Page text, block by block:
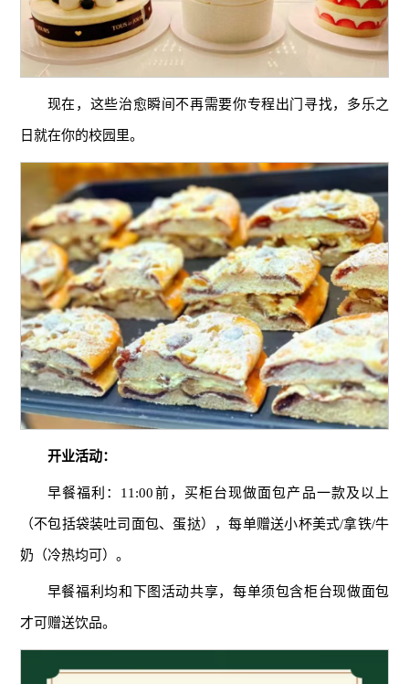
现在，这些治愈瞬间不再需要你专程出门寻找，多乐之
日就在你的校园里。
开业活动：
早餐福利：11:00前，买柜台现做面包产品一款及以上
（不包括袋装吐司面包、蛋挞），每单赠送小杯美式/拿铁/牛
奶（冷热均可）。
早餐福利均和下图活动共享，每单须包含柜台现做面包
才可赠送饮品。